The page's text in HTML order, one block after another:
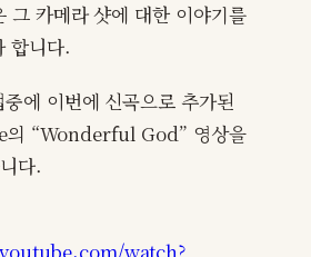
그 카메라 샷에 대한 이야기를
합니다.
에 이번에 신곡으로 추가된
“Wonderful God” 영상을
다.
watch?